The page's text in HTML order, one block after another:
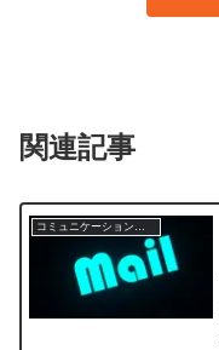
関連記事
コミュニケーションスキル